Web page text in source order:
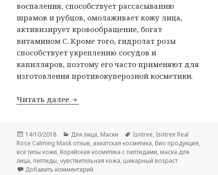
воспаления, способствует рассасыванию
шрамов и рубцов, омолаживает кожу лица,
активизирует кровообращение, богат
витамином С. Кроме того, гидролат розы
способствует укреплению сосудов и
капилляров, поэтому его часто применяют для
изготовления противокуперозной косметики.
Читать далее Isntree Real Rose Calming Mask-отзыв
Опубликовано
14/10/2018 Рубрики
Для лица, Маски Метки
Isntree, Isntree Real
Rose Calming Mask отзыв, азиатская косметика, био продукция,
все типы кожи, Корейская косметика с пептидами, маска для
лица, пептиды, чувствительная кожа, шикарный возраст
Добавить комментарий